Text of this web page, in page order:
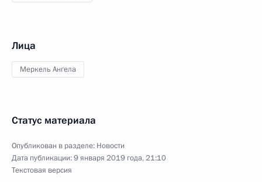
Лица
Меркель Ангела
Статус материала
Опубликован в разделе: Новости
Дата публикации:9 января 2019 года, 21:10
Текстовая версия